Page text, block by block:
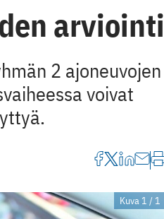
arviointi
2 ajoneuvojen
voivat
Kuva 1 / 1